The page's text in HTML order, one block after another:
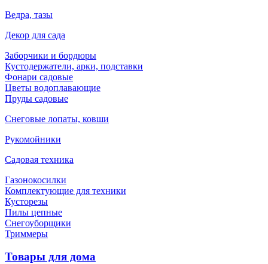
Ведра, тазы
Декор для сада
Заборчики и бордюры
Кустодержатели, арки, подставки
Фонари садовые
Цветы водоплавающие
Пруды садовые
Снеговые лопаты, ковши
Рукомойники
Садовая техника
Газонокосилки
Комплектующие для техники
Кусторезы
Пилы цепные
Снегоуборщики
Триммеры
Товары для дома